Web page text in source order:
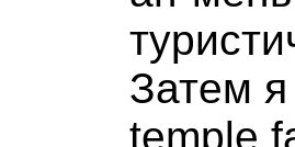
Затем
temple